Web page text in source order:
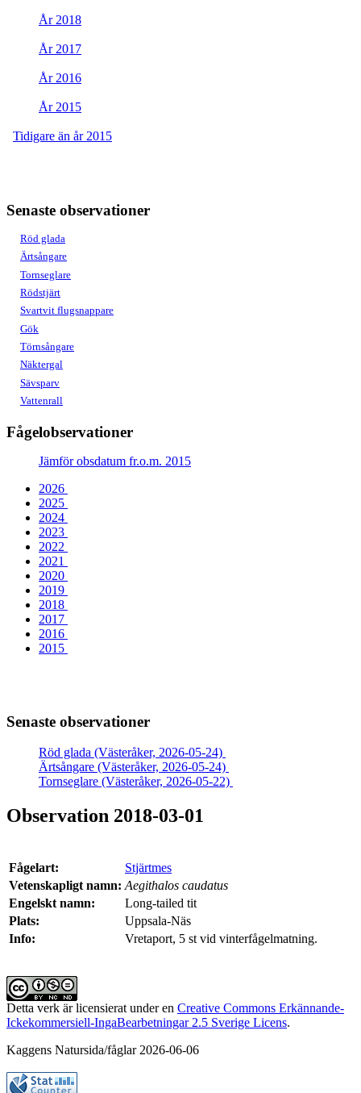
År 2018
År 2017
År 2016
År 2015
Tidigare än år 2015
Senaste observationer
Röd glada
Ärtsångare
Tornseglare
Rödstjärt
Svartvit flugsnappare
Gök
Törnsångare
Näktergal
Sävsparv
Vattenrall
Fågelobservationer
Jämför obsdatum fr.o.m. 2015
2026
2025
2024
2023
2022
2021
2020
2019
2018
2017
2016
2015
Senaste observationer
Röd glada (Västeråker, 2026-05-24)
Ärtsångare (Västeråker, 2026-05-24)
Tornseglare (Västeråker, 2026-05-22)
Observation 2018-03-01
Fågelart:
Stjärtmes
Vetenskapligt namn: Aegithalos caudatus
Engelskt namn:
Long-tailed tit
Plats:
Uppsala-Näs
Info:
Vretaport, 5 st vid vinterfågelmatning.
Detta verk är licensierat under en Creative Commons Erkännande-
Ickekommersiell-IngaBearbetningar 2.5 Sverige Licens.
Kaggens Natursida/fåglar 2026-06-06